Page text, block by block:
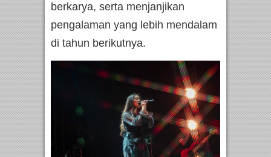
berkarya, serta menjanjikan
pengalaman yang lebih mendalam
di tahun berikutnya.